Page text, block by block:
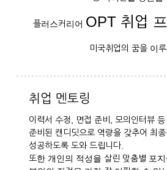
플러스커리어 OPT 취업
미국취업의 꿈을 이
취업 멘토링
이력서 수정, 면접 준비, 모의인터뷰 등
준비된 캔디딧으로 역량을 갖추어 최종
성공하도록 도와 드립니다.
또한 개인의 적성을 살린 맞춤별 포